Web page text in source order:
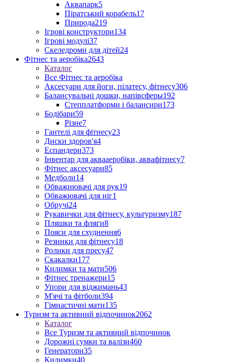
Аквапарк5
Піратський корабель17
Природа219
Ігрові конструктори134
Ігрові модулі37
Скеледроми для дітей24
Фітнес та аеробіка2643
Каталог
Все Фітнес та аеробіка
Аксесуари для йоги, пілатесу, фітнесу306
Балансувальні дошки, напівсферы192
Степплатформи і балансири173
Бодібари59
Різне7
Гантелі для фітнесу23
Диски здоров'я4
Еспандери373
Інвентар для аквааеробіки, аквафітнесу7
Фітнес аксесуари85
Медболи14
Обважнювачі для рук19
Обважювачі для ніг1
Обручі24
Рукавички для фітнесу, культуризму187
Пляшки та фляги8
Пояси для схуднення6
Резинки для фітнесу18
Ролики для пресу47
Скакалки177
Килимки та мати506
Фітнес тренажери15
Упори для віджимань43
М'ячі та фітболи394
Гімнастичні мати135
Туризм та активний відпочинок2062
Каталог
Все Туризм та активний відпочинок
Дорожні сумки та валізи460
Генератори35
Килимки40